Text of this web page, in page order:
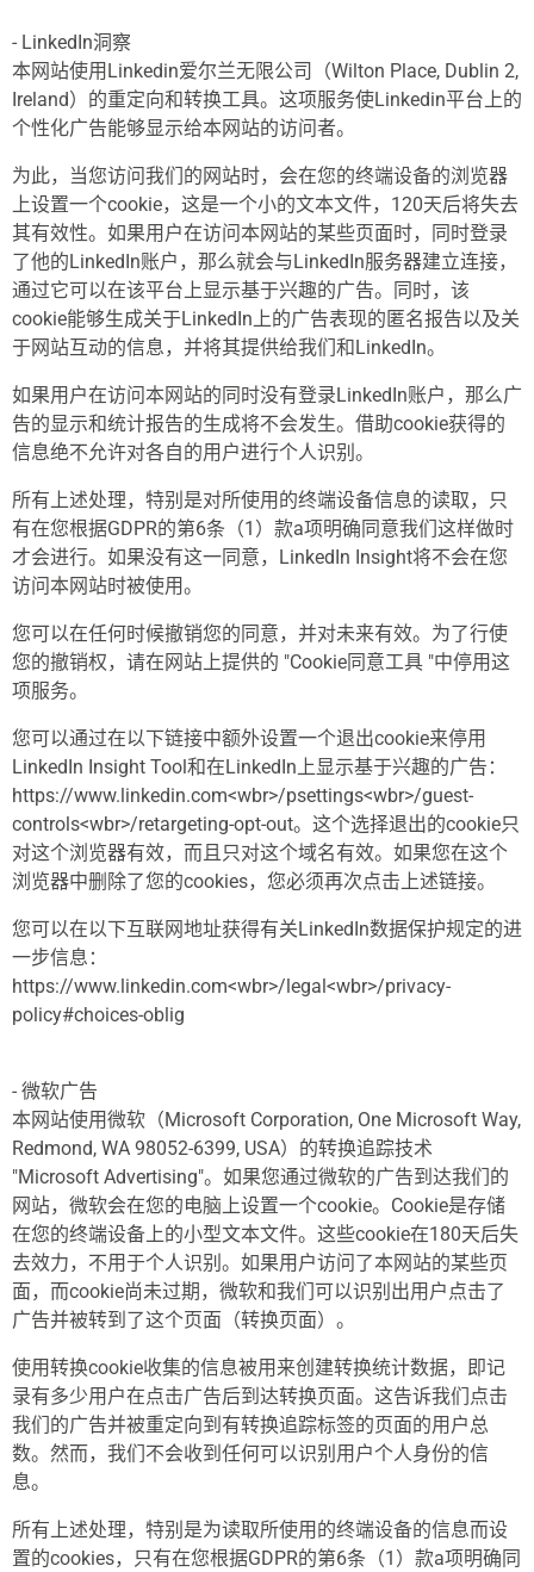
- LinkedIn洞察
本网站使用Linkedin爱尔兰无限公司（Wilton Place, Dublin 2,
Ireland）的重定向和转换工具。这项服务使Linkedin平台上的
个性化广告能够显示给本网站的访问者。
为此，当您访问我们的网站时，会在您的终端设备的浏览器
上设置一个cookie，这是一个小的文本文件，120天后将失去
其有效性。如果用户在访问本网站的某些页面时，同时登录
了他的LinkedIn账户，那么就会与LinkedIn服务器建立连接，
通过它可以在该平台上显示基于兴趣的广告。同时，该
cookie能够生成关于LinkedIn上的广告表现的匿名报告以及关
于网站互动的信息，并将其提供给我们和LinkedIn。
如果用户在访问本网站的同时没有登录LinkedIn账户，那么广
告的显示和统计报告的生成将不会发生。借助cookie获得的
信息绝不允许对各自的用户进行个人识别。
所有上述处理，特别是对所使用的终端设备信息的读取，只
有在您根据GDPR的第6条（1）款a项明确同意我们这样做时
才会进行。如果没有这一同意，LinkedIn Insight将不会在您
访问本网站时被使用。
您可以在任何时候撤销您的同意，并对未来有效。为了行使
您的撤销权，请在网站上提供的 "Cookie同意工具 "中停用这
项服务。
您可以通过在以下链接中额外设置一个退出cookie来停用
LinkedIn Insight Tool和在LinkedIn上显示基于兴趣的广告：
https://www.linkedin.com<wbr>/psettings<wbr>/guest-
controls<wbr>/retargeting-opt-out。这个选择退出的cookie只
对这个浏览器有效，而且只对这个域名有效。如果您在这个
浏览器中删除了您的cookies，您必须再次点击上述链接。
您可以在以下互联网地址获得有关LinkedIn数据保护规定的进
一步信息：
https://www.linkedin.com<wbr>/legal<wbr>/privacy-
policy#choices-oblig
- 微软广告
本网站使用微软（Microsoft Corporation, One Microsoft Way,
Redmond, WA 98052-6399, USA）的转换追踪技术
"Microsoft Advertising"。如果您通过微软的广告到达我们的
网站，微软会在您的电脑上设置一个cookie。Cookie是存储
在您的终端设备上的小型文本文件。这些cookie在180天后失
去效力，不用于个人识别。如果用户访问了本网站的某些页
面，而cookie尚未过期，微软和我们可以识别出用户点击了
广告并被转到了这个页面（转换页面）。
使用转换cookie收集的信息被用来创建转换统计数据，即记
录有多少用户在点击广告后到达转换页面。这告诉我们点击
我们的广告并被重定向到有转换追踪标签的页面的用户总
数。然而，我们不会收到任何可以识别用户个人身份的信
息。
所有上述处理，特别是为读取所使用的终端设备的信息而设
置的cookies，只有在您根据GDPR的第6条（1）款a项明确同